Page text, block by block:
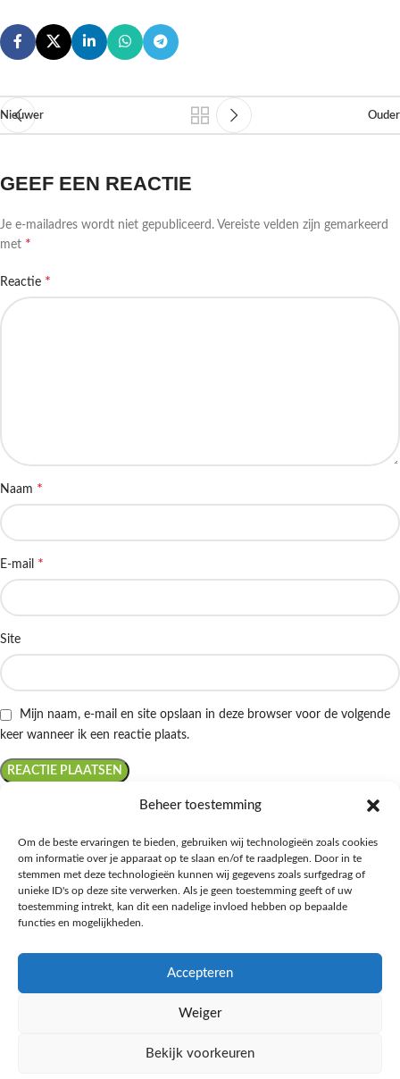
Beheer toestemming
Om de beste ervaringen te bieden, gebruiken wij technologieën zoals cookies
om informatie over je apparaat op te slaan en/of te raadplegen. Door in te
stemmen met deze technologieën kunnen wij gegevens zoals surfgedrag of
unieke ID's op deze site verwerken. Als je geen toestemming geeft of uw
toestemming intrekt, kan dit een nadelige invloed hebben op bepaalde
functies en mogelijkheden.
Accepteren
Weiger
Bekijk voorkeuren
Nieuwer Ouder
GEEF EEN REACTIE
Je e-mailadres wordt niet gepubliceerd. Vereiste velden zijn gemarkeerd
met *
Reactie *
Naam *
E-mail *
Site
Mijn naam, e-mail en site opslaan in deze browser voor de volgende
keer wanneer ik een reactie plaats.
Ontdek de beste keto-vriendelijke keuzes van Albert Heijn, verrijk je
kennis met onze diepgaande blogs over het keto-dieet, en deel jouw
favoriete keto recepten in onze bruisende online gemeenschap!
Ketomaaltijd.nl 2025